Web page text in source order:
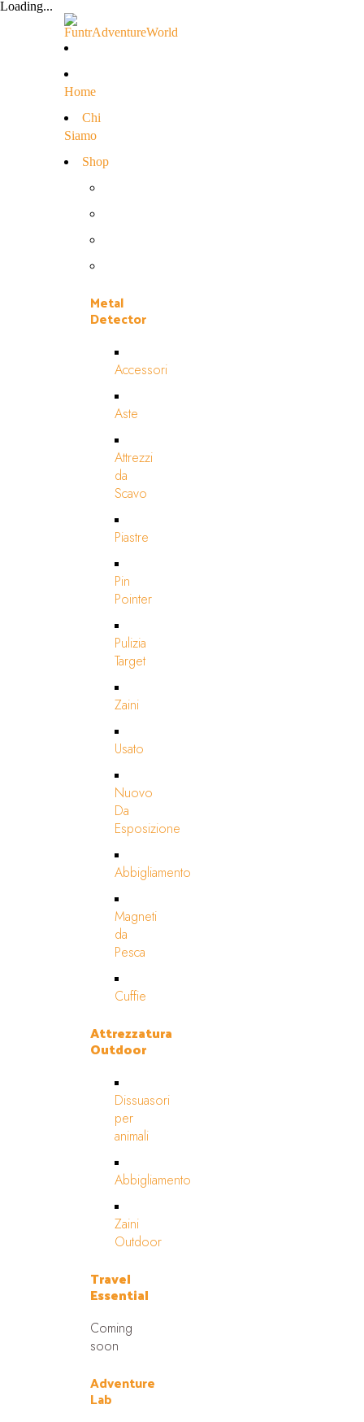
Loading...
Home
Chi
Siamo
Shop
Metal
Detector
Accessori
Aste
Attrezzi
da
Scavo
Piastre
Pin
Pointer
Pulizia
Target
Zaini
Usato
Nuovo
Da
Esposizione
Abbigliamento
Magneti
da
Pesca
Cuffie
Attrezzatura
Outdoor
Dissuasori
per
animali
Abbigliamento
Zaini
Outdoor
Travel
Essential
Coming
soon
Adventure
Lab